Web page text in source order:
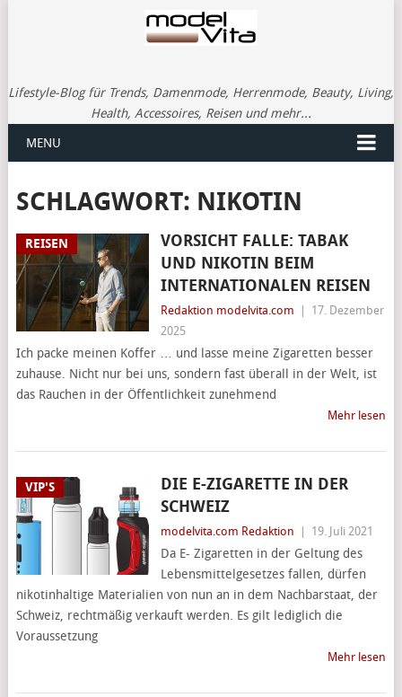
Lifestyle-Blog für Trends, Damenmode, Herrenmode, Beauty, Living,
Health, Accessoires, Reisen und mehr...
MENU
SCHLAGWORT: NIKOTIN
REISEN
VORSICHT FALLE: TABAK
UND NIKOTIN BEIM
INTERNATIONALEN REISEN
Redaktion modelvita.com
17. Dezember
2025
Ich packe meinen Koffer … und lasse meine Zigaretten besser
zuhause. Nicht nur bei uns, sondern fast überall in der Welt, ist
das Rauchen in der Öffentlichkeit zunehmend
Mehr lesen
VIP'S
DIE E-ZIGARETTE IN DER
SCHWEIZ
modelvita.com Redaktion 19. Juli 2021
Da E- Zigaretten in der Geltung des
Lebensmittelgesetzes fallen, dürfen
nikotinhaltige Materialien von nun an in dem Nachbarstaat, der
Schweiz, rechtmäßig verkauft werden. Es gilt lediglich die
Voraussetzung
Mehr lesen